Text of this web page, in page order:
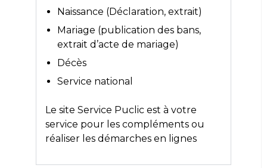
Naissance (Déclaration, extrait)
Mariage (publication des bans,
extrait d’acte de mariage)
Décès
Service national
Le site Service Puclic est à votre
service pour les compléments ou
réaliser les démarches en lignes